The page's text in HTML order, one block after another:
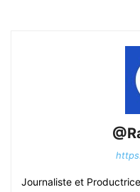
Journaliste et